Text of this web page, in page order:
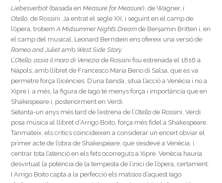
Liebesverbot (basada enMeasure for Measure), de Wagner, i
Otello, de Rossini. Ja entrat el segle XX, i seguint en el camp de
l’òpera, trobemA Midsummer Night’s Dreamde Benjamin Britten i, en
el camp del musical, Leonard Bernstein ens ofereix una versió de
Romeo and Juliet amb West Side Story.
L’Otello, ossia il moro di Venezia de Rossini fou estrenada el 1816 a
Nàpols, amb llibret de Francesco Maria Berio di Salsa, que es va
permetre força llicències. D’una banda, situa l’acció a Venècia i no a
Xipre I, a més, la figura de Iago té menys força i importància que en
Shakespeare i, posteriorment en Verdi.
Setanta-un anys més tard de l’estrena de l’Otello de Rossini, Verdi
posa música al llibret d’Arrigo Boito, força més fidel a Shakespeare.
Tanmateix, els crítics coincideixen a considerar un encert obviar el
primer acte de l’obra de Shakespeare, que s’esdevé a Venècia, i
centrar tota l’atenció en els fets ocorreguts a Xipre. Venècia hauria
desvirtuat la potència de la tempesta de l’inici de l’òpera, certament.
I Arrigo Boito capta a la perfecció els matisos d’aquest Iago